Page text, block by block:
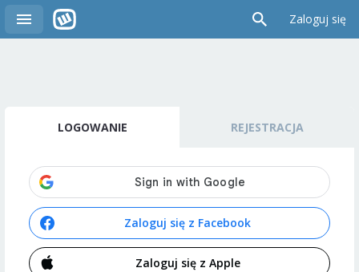
Zaloguj się
LOGOWANIE REJESTRACJA
Zaloguj się z Facebook
Zaloguj się z Apple